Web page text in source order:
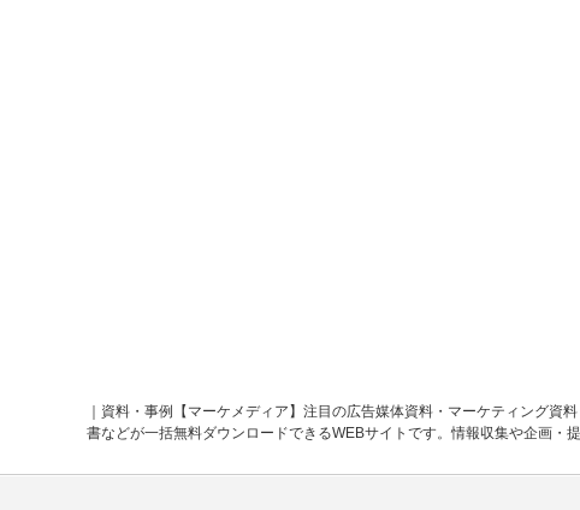
｜資料・事例【マーケメディア】注目の広告媒体資料・マーケティング
書などが一括無料ダウンロードできるWEBサイトです。情報収集や企画・